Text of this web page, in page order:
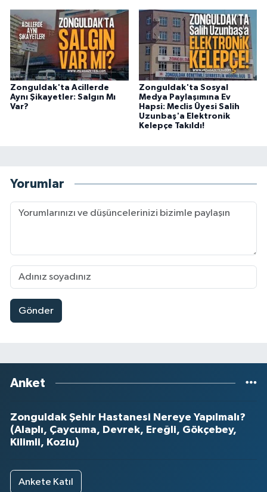
Zonguldak'ta Acillerde
Aynı Şikayetler: Salgın Mı
Var?
Zonguldak'ta Sosyal
Medya Paylaşımına Ev
Hapsi: Meclis Üyesi Salih
Uzunbaş'a Elektronik
Kelepçe Takıldı!
Yorumlar
Gönder
Anket
Zonguldak Şehir Hastanesi Nereye Yapılmalı?
(Alaplı, Çaycuma, Devrek, Ereğli, Gökçebey,
Kilimli, Kozlu)
Ankete Katıl